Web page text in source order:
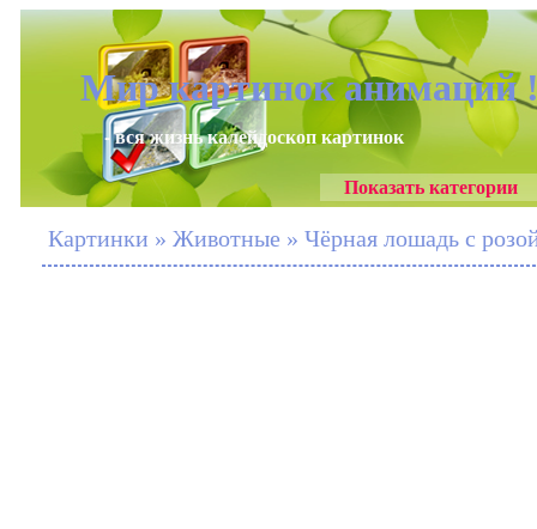
Мир картинок анимаций
- вся жизнь калейдоскоп картинок
Показать категории
Картинки » Животные » Чёрная лошадь с